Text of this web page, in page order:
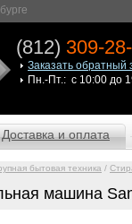
(812) 309-
Заказать обратный
Пн.-Пт.: с 10:00 до
Доставка и оплата
бытовая техника /
машина